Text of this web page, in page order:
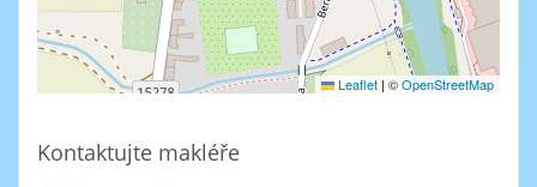
Leaflet | ©OpenStreetMap
Kontaktujte makléře